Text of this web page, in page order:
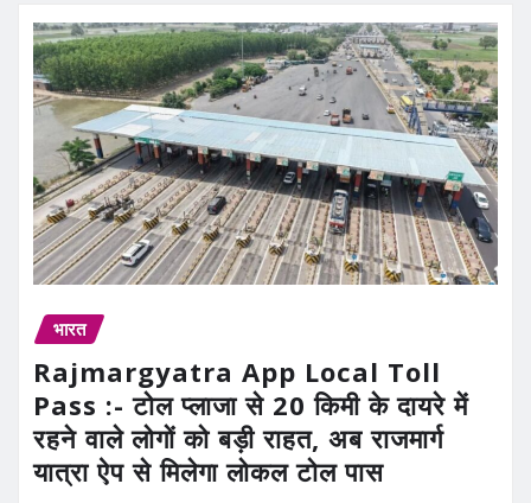
भारत
Rajmargyatra App Local Toll
Pass :- टोल प्लाजा से 20 किमी के दायरे में
रहने वाले लोगों को बड़ी राहत, अब राजमार्ग
यात्रा ऐप से मिलेगा लोकल टोल पास